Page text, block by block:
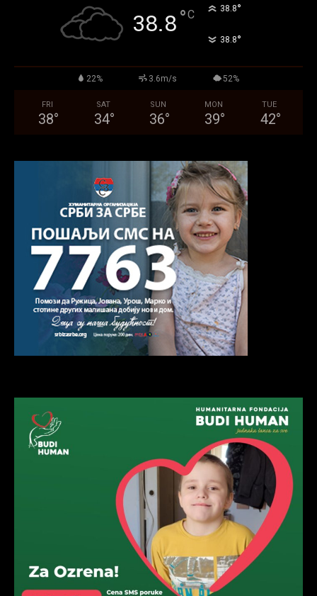
38.8°C 38.8°
38.8°
22% 3.6m/s 52%
FRI
38°
SAT
34°
SUN
36°
MON
39°
TUE
42°